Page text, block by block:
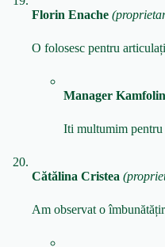
Florin Enache
O folosesc pentru
Manager
Iti multumim pentru
Cătălina Cristea
Am observat o